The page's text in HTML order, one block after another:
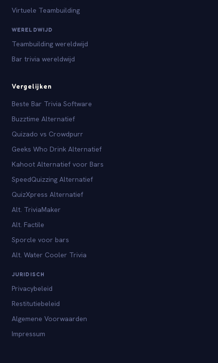
Virtuele Teambuilding
WERELDWIJD
Teambuilding wereldwijd
Bar trivia wereldwijd
Vergelijken
Beste Bar Trivia Software
Buzztime Alternatief
Quizado vs Crowdpurr
Geeks Who Drink Alternatief
Kahoot Alternatief voor Bars
SpeedQuizzing Alternatief
QuizXpress Alternatief
Alt. TriviaMaker
Alt. Factile
Sporcle voor bars
Alt. Water Cooler Trivia
JURIDISCH
Privacybeleid
Restitutiebeleid
Algemene Voorwaarden
Impressum